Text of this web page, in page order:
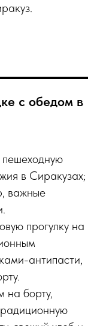
с обедом в
пешеходную
в Сиракузах;
важные
прогулку на
антипасти,
на борту,